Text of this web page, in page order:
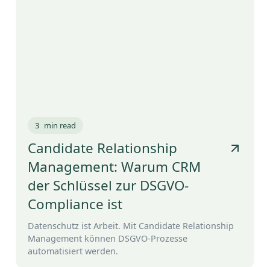
3 min read
Candidate Relationship
Management: Warum CRM
der Schlüssel zur DSGVO-
Compliance ist
Datenschutz ist Arbeit. Mit Candidate Relationship
Management können DSGVO-Prozesse
automatisiert werden.